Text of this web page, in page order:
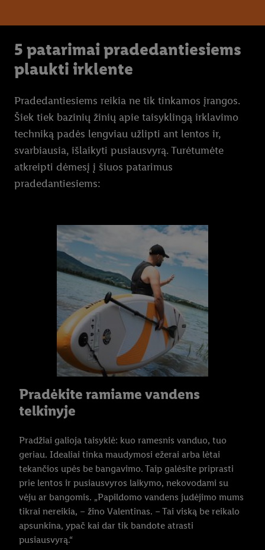
5 patarimai pradedantiesiems
plaukti irklente
Pradedantiesiems reikia ne tik tinkamos įrangos.
Šiek tiek bazinių žinių apie taisyklingą irklavimo
techniką padės lengviau užlipti ant lentos ir,
svarbiausia, išlaikyti pusiausvyrą. Turėtumėte
atkreipti dėmesį į šiuos patarimus
pradedantiesiems:
Pradėkite ramiame vandens
telkinyje
Pradžiai galioja taisyklė: kuo ramesnis vanduo, tuo
geriau. Idealiai tinka maudymosi ežerai arba lėtai
tekančios upės be bangavimo. Taip galėsite priprasti
prie lentos ir pusiausvyros laikymo, nekovodami su
vėju ar bangomis. „Papildomo vandens judėjimo mums
tikrai nereikia, – žino Valentinas. – Tai viską be reikalo
apsunkina, ypač kai dar tik bandote atrasti
pusiausvyrą.“